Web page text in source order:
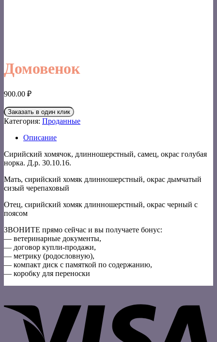
Домовенок
900.00 ₽
Заказать в один клик
Категория: Проданные
Описание
Сирийский хомячок, длинношерстный, самец, окрас голубая
норка. Д.р. 30.10.16.
Мать, сирийский хомяк длинношерстный, окрас дымчатый
сизый черепаховый
Отец, сирийский хомяк длинношерстный, окрас черный с
поясом
ЗВОНИТЕ прямо сейчас и вы получаете бонус:
— ветеринарные документы,
— договор купли-продажи,
— метрику (родословную),
— компакт диск с памяткой по содержанию,
— коробку для переноски